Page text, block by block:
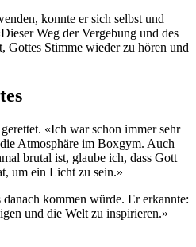
konnte er sich selbst und
Weg der Vergebung und des
Gottes Stimme wieder zu hören und
«Ich war schon immer sehr
Atmosphäre im Boxgym. Auch
brutal ist, glaube ich, dass Gott
um ein Licht zu sein.»
kommen würde. Er erkannte:
und die Welt zu inspirieren.»